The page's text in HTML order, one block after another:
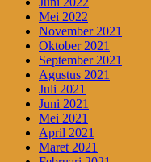
Mei 2022
November 2021
Oktober 2021
September 2021
Agustus 2021
Juli 2021
Juni 2021
Mei 2021
April 2021
Maret 2021